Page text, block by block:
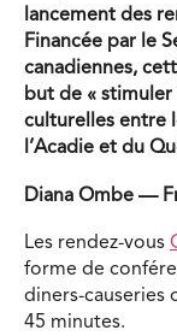
lancement des
Financée par le
canadiennes,
but de «
culturelles entre
l’Acadie et du
Diana Ombe —
Les rendez-vous
forme de
diners-causeries
45 minutes.